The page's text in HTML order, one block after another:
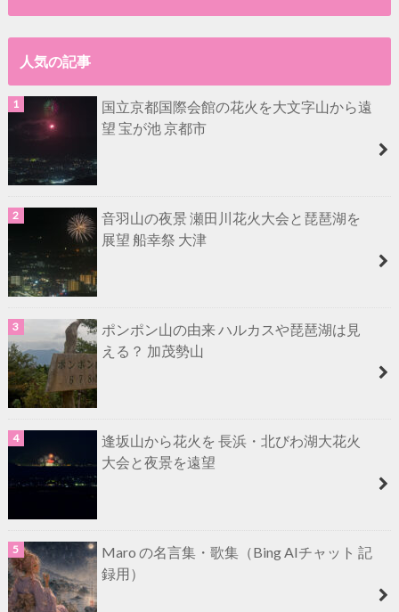
人気の記事
国立京都国際会館の花火を大文字山から遠
望 宝が池 京都市
音羽山の夜景 瀬田川花火大会と琵琶湖を
展望 船幸祭 大津
ポンポン山の由来 ハルカスや琵琶湖は見
える？ 加茂勢山
逢坂山から花火を 長浜・北びわ湖大花火
大会と夜景を遠望
Maro の名言集・歌集（Bing AIチャット 記
録用）